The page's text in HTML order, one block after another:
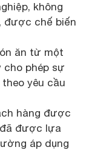
không
được chế biến
ăn từ một
phép sự
yêu cầu
hàng được
được lựa
áp dụng